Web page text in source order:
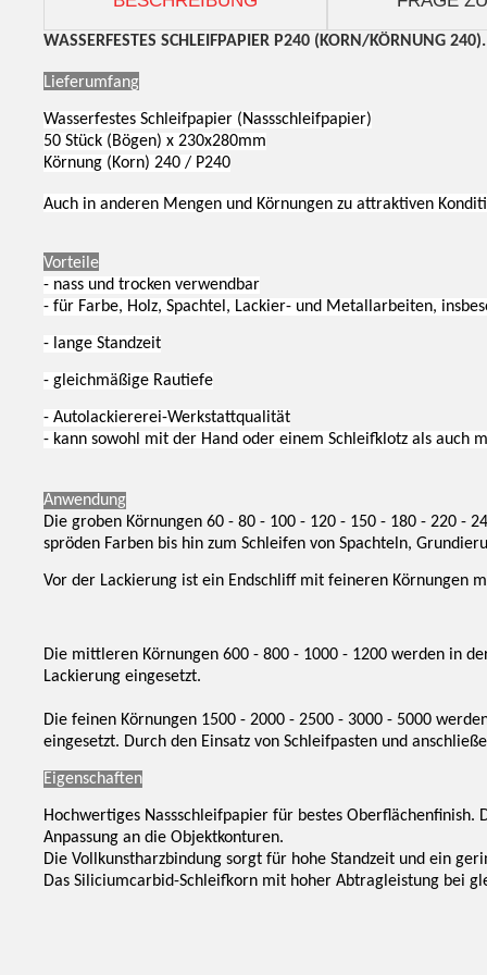
WASSERFESTES SCHLEIFPAPIER P240 (KORN/KÖRNUNG 240).
Lieferumfang
Wasserfestes Schleifpapier (Nassschleifpapier)
50 Stück (Bögen) x 230x280mm
Körnung (Korn) 240 / P240
Auch in anderen Mengen und Körnungen zu attraktiven
Vorteile
- nass und trocken verwendbar
- für Farbe, Holz, Spachtel, Lackier- und Metallarbeiten,
- lange Standzeit
- gleichmäßige Rautiefe
- Autolackiererei-Werkstattqualität
- kann sowohl mit der Hand oder einem Schleifklotz als auch
Anwendung
Die groben Körnungen 60 - 80 - 100 - 120 - 150 - 180 - 220 -
spröden Farben bis hin zum Schleifen von Spachteln,
Vor der Lackierung ist ein Endschliff mit feineren Körnungen
Die mittleren Körnungen 600 - 800 - 1000 - 1200 werden in
Lackierung eingesetzt.
Die feinen Körnungen 1500 - 2000 - 2500 - 3000 - 5000
eingesetzt. Durch den Einsatz von Schleifpasten und
Eigenschaften
Hochwertiges Nassschleifpapier für bestes
Anpassung an die Objektkonturen.
Die Vollkunstharzbindung sorgt für hohe Standzeit und ein
Das Siliciumcarbid-Schleifkorn mit hoher Abtragleistung bei